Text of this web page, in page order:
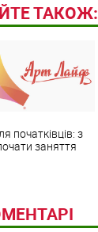
ТАКОЖ:
початківців: з
заняття